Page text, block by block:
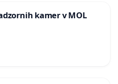
kamer v MOL